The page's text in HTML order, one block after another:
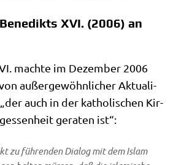
XVI. (2006) an
mach­te im Dezem­ber 2006
außer­ge­wöhn­li­cher Aktua­li­
auch in der katho­li­schen Kir­
gera­ten ist“:
zu füh­ren­den Dia­log mit dem Islam